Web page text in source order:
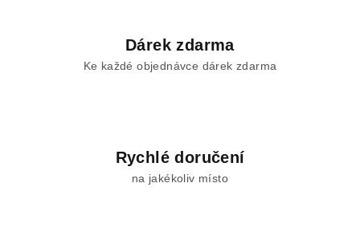
Dárek zdarma
Ke každé objednávce dárek zdarma
Rychlé doručení
na jakékoliv místo